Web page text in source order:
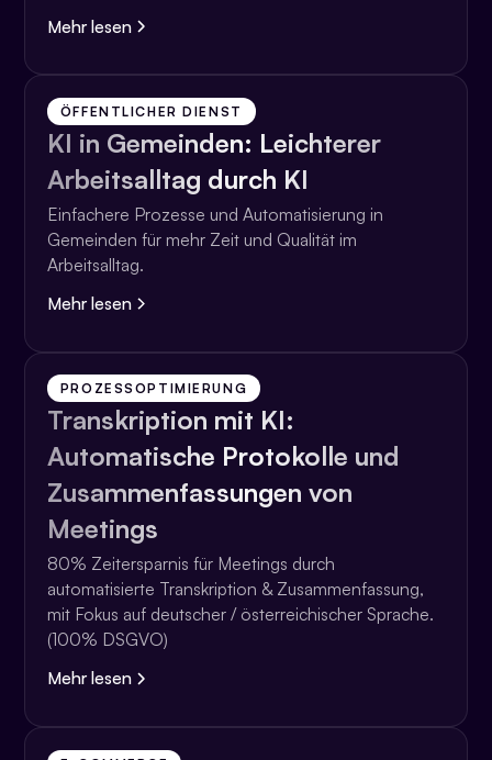
Mehr lesen
ÖFFENTLICHER DIENST
KI in Gemeinden: Leichterer
Arbeitsalltag durch KI
Einfachere Prozesse und Automatisierung in
Gemeinden für mehr Zeit und Qualität im
Arbeitsalltag.
Mehr lesen
PROZESSOPTIMIERUNG
Transkription mit KI:
Automatische Protokolle und
Zusammenfassungen von
Meetings
80% Zeitersparnis für Meetings durch
automatisierte Transkription & Zusammenfassung,
mit Fokus auf deutscher / österreichischer Sprache.
(100% DSGVO)
Mehr lesen